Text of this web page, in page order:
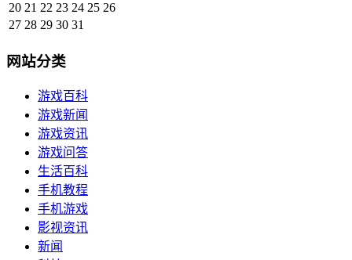
20 21 22 23 24 25 26
27 28 29 30 31
网站分类
游戏百科
游戏新闻
游戏资讯
游戏问答
生活百科
手机教程
手机游戏
影视资讯
新闻